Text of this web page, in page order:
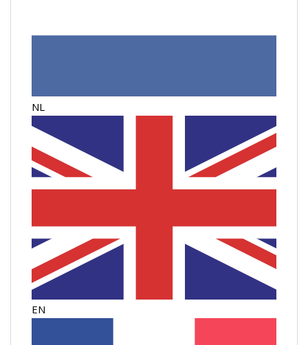
NL
EN